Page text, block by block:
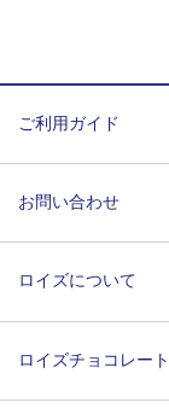
ご利用ガイド
お問い合わせ
ロイズについて
ロイズチョコレー